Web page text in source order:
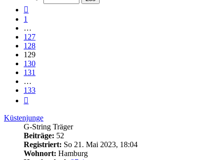
1
…
127
128
129
130
131
…
133
Küstenjunge
G-String Träger
Beiträge: 52
Registriert: So 21. Mai 2023, 18:04
Wohnort: Hamburg